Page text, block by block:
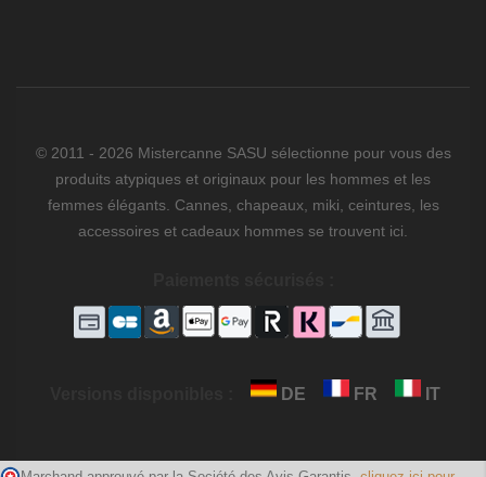
© 2011 - 2026 Mistercanne SASU sélectionne pour vous des
produits atypiques et originaux pour les hommes et les
femmes élégants. Cannes, chapeaux, miki, ceintures, les
accessoires et cadeaux hommes se trouvent ici.
DE FR IT